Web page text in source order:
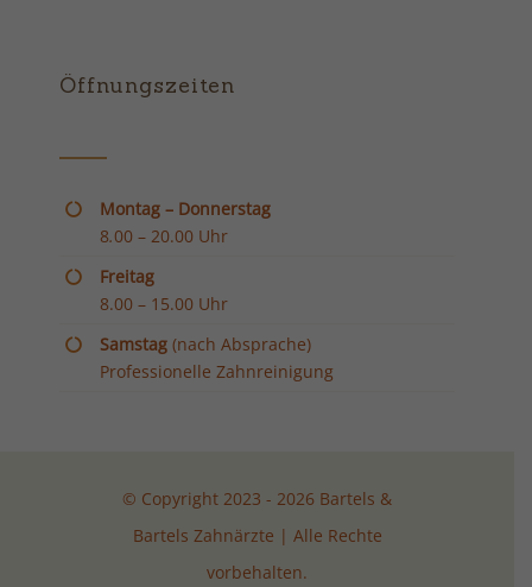
Öffnungszeiten
Montag – Donnerstag
8.00 – 20.00 Uhr
Freitag
8.00 – 15.00 Uhr
Samstag (nach Absprache)
Professionelle Zahnreinigung
© Copyright 2023 - 2026 Bartels &
Bartels Zahnärzte | Alle Rechte
vorbehalten.